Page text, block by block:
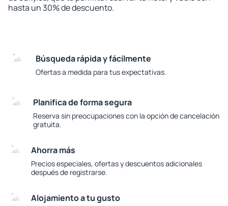
hasta un 30% de descuento.
Búsqueda rápida y fácilmente
Ofertas a medida para tus expectativas.
Planifica de forma segura
Reserva sin preocupaciones con la opción de cancelación
gratuita.
Ahorra más
Precios especiales, ofertas y descuentos adicionales
después de registrarse.
Alojamiento a tu gusto